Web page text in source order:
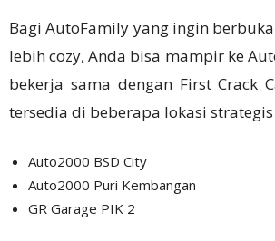
Bagi AutoFamily yang ingin
lebih cozy, Anda bisa mampir ke
bekerja sama dengan First Crack
tersedia di beberapa lokasi
Auto2000 BSD City
Auto2000 Puri Kembangan
GR Garage PIK 2